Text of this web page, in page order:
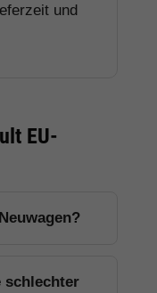
und
EU-
schlechter